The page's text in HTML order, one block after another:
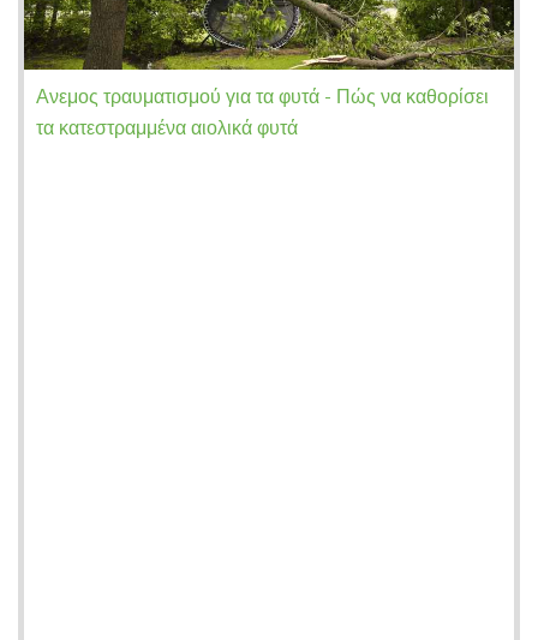
Ανεμος τραυματισμού για τα φυτά - Πώς να καθορίσει
τα κατεστραμμένα αιολικά φυτά